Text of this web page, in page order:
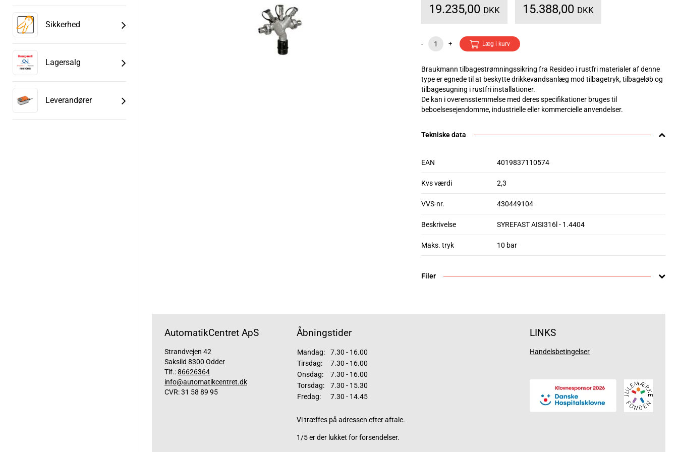
Sikkerhed
Lagersalg
Leverandører
19.235,00 DKK 15.388,00 DKK
- + Læg i kurv
Braukmann tilbagestrømningssikring fra Resideo i rustfri materialer af denne
type er egnede til at beskytte drikkevandsanlæg mod tilbagetryk, tilbageløb og
tilbagesugning i rustfri installationer.
De kan i overensstemmelse med deres specifikationer bruges til
beboelsesejendomme, industrielle eller kommercielle anvendelser.
Tekniske data
EAN 4019837110574
Kvs værdi 2,3
VVS-nr. 430449104
Beskrivelse SYREFAST AISI316l - 1.4404
Maks. tryk 10 bar
Filer
AutomatikCentret ApS
Strandvejen 42
Saksild 8300 Odder
Tlf.:86626364
info@automatikcentret.dk
CVR: 31 58 89 95
Åbningstider
Mandag:
7.30 - 16.00
Tirsdag:
7.30 - 16.00
Onsdag:
7.30 - 16.00
Torsdag:
7.30 - 15.30
Fredag:
7.30 - 14.45
Vi træffes på adressen efter aftale.
1/5 er der lukket for forsendelser.
LINKS
Handelsbetingelser